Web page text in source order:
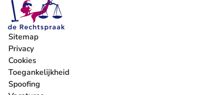
Sitemap
Privacy
Cookies
Toegankelijkheid
Spoofing